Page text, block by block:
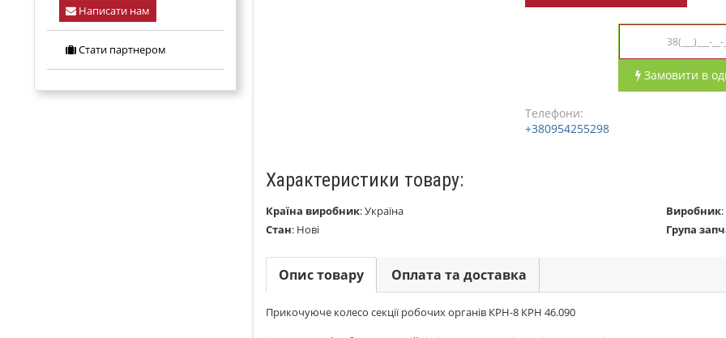
Замовити в
Телефони:
+380954255298
Характеристики товару:
Країна виробник:Україна Виробник:
Стан: Нові Група
Опис товару Оплата та доставка
Прикочуюче колесо секції робочих органів КРН-8 КРН 46.090
Написати нам
Стати партнером